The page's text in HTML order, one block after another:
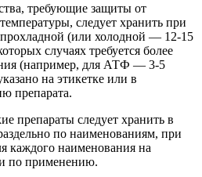
требующие защиты от
следует хранить при
(или холодной — 12-15
случаях требуется более
(например, для АТФ — 3-5
на этикетке или в
препарата.
препараты следует хранить в
по наименованиям, при
каждого наименования на
по применению.